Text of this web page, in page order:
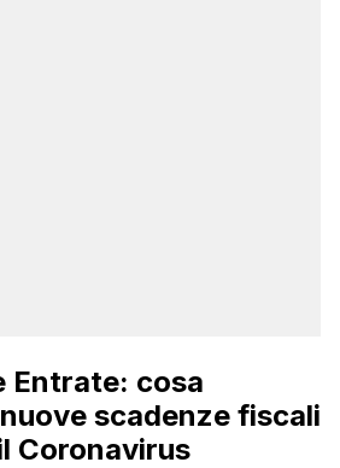
Entrate: cosa
scadenze fiscali
Coronavirus